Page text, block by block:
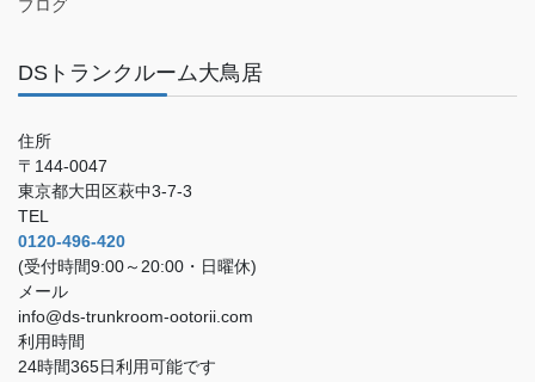
ブログ
DSトランクルーム大鳥居
住所
〒144-0047
東京都大田区萩中3-7-3
TEL
0120-496-420
(受付時間9:00～20:00・日曜休)
メール
info@ds-trunkroom-ootorii.com
利用時間
24時間365日利用可能です